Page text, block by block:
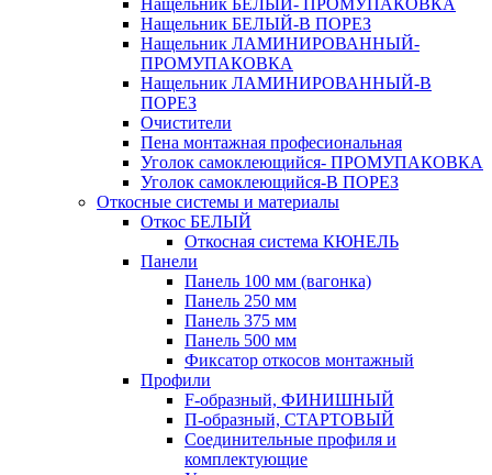
Нащельник БЕЛЫЙ-В ПОРЕЗ
Нащельник ЛАМИНИРОВАННЫЙ-
ПРОМУПАКОВКА
Нащельник ЛАМИНИРОВАННЫЙ-В
ПОРЕЗ
Очистители
Пена монтажная професиональная
Уголок самоклеющийся- ПРОМУПАКОВКА
Уголок самоклеющийся-В ПОРЕЗ
Откосные системы и материалы
Откос БЕЛЫЙ
Откосная система КЮНЕЛЬ
Панели
Панель 100 мм (вагонка)
Панель 250 мм
Панель 375 мм
Панель 500 мм
Фиксатор откосов монтажный
Профили
F-образный, ФИНИШНЫЙ
П-образный, СТАРТОВЫЙ
Соединительные профиля и
комплектующие